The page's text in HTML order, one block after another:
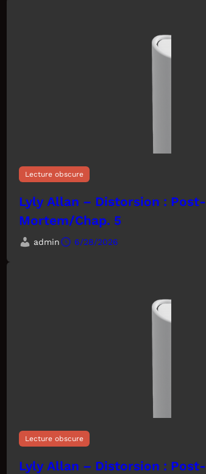
Lecture obscure
Lyly Allan – Distorsion : Post-
Mortem/Chap. 5
admin 6/28/2026
Lecture obscure
Lyly Allan – Distorsion : Post-